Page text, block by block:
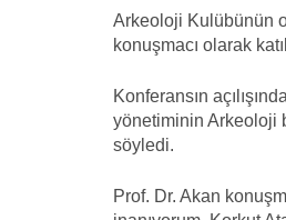
Arkeoloji Kulübünün
konuşmacı olarak
Konferansın
yönetiminin Arkeoloji
söyledi.
Prof. Dr. Akan